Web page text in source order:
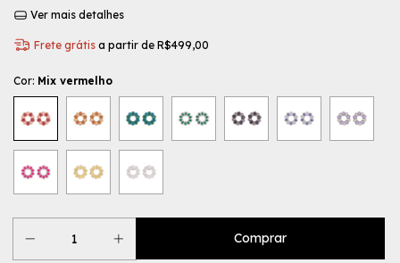
Ver mais detalhes
Frete grátis a partir de R$499,00
Cor: Mix vermelho